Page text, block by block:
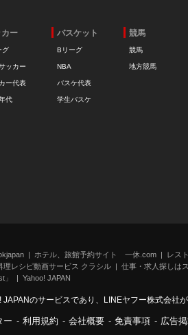
ー
グ
ッカー
ー代表
代
バスケット
Bリーグ
NBA
バスケ代表
学生バスケ
競馬
競馬
地方競馬
ホテル、旅館予約サイト 一休.com
レス
理レシピ動画サービス クラシル 仕事・求人探しは
Yahoo! JAPAN
のサービスであり、LINEヤフー株式会社
ー - 利用規約 - 会社概要 - 免責事項 - 広告